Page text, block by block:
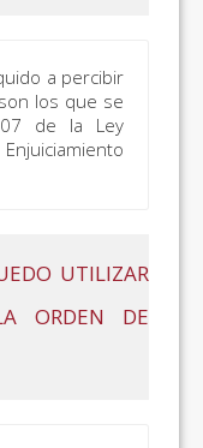
a percibir
los que se
de la Ley
UTILIZAR
ORDEN DE